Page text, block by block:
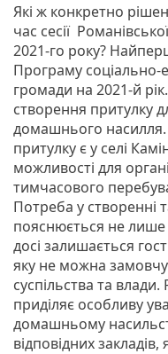
Які ж конкретно
час сесії
2021-го року?
Програму соціально-
громади на 2021-й
створення притулку
домашнього
притулку є у селі
можливості для
тимчасового
Потреба у створенні
пояснюється не
досі залишається
яку не можна
суспільства та
приділяє особливу
домашньому
відповідних